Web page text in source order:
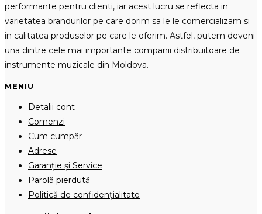
performante pentru clienti, iar acest lucru se reflecta in
varietatea brandurilor pe care dorim sa le le comercializam si
in calitatea produselor pe care le oferim. Astfel, putem deveni
una dintre cele mai importante companii distribuitoare de
instrumente muzicale din Moldova.
MENIU
Detalii cont
Comenzi
Cum cumpăr
Adrese
Garanție și Service
Parolă pierdută
Politică de confidențialitate